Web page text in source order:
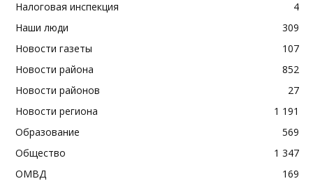
Налоговая инспекция
4
Наши люди
309
Новости газеты
107
Новости района
852
Новости районов
27
Новости региона
1 191
Образование
569
Общество
1 347
ОМВД
169